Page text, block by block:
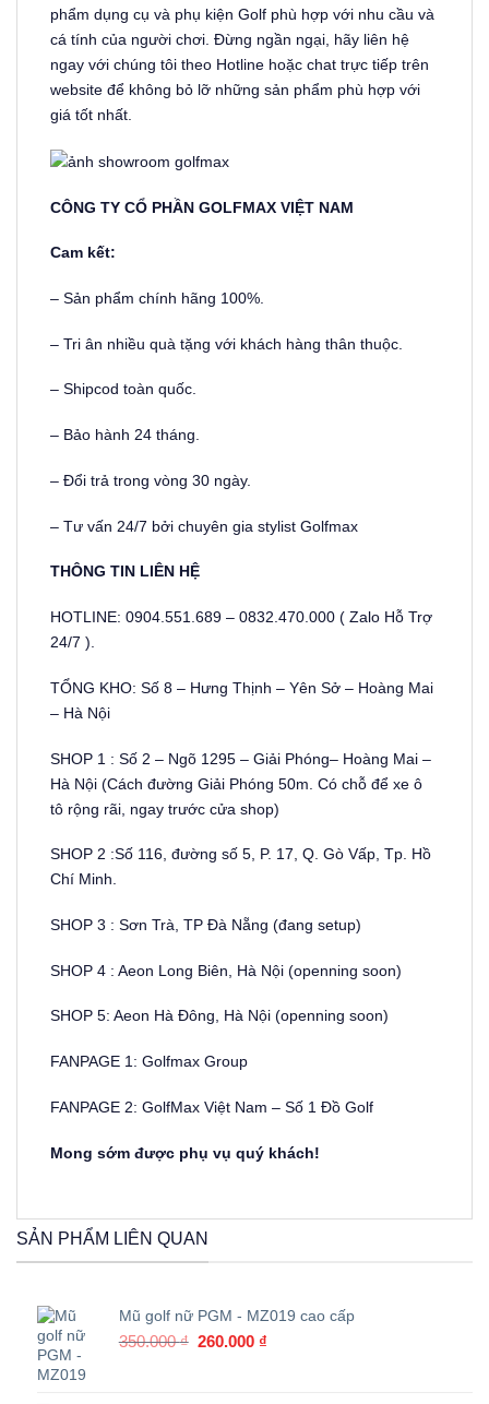
phẩm dụng cụ và phụ kiện Golf phù hợp với nhu cầu và
cá tính của người chơi. Đừng ngần ngại, hãy liên hệ
ngay với chúng tôi theo Hotline hoặc chat trực tiếp trên
website để không bỏ lỡ những sản phẩm phù hợp với
giá tốt nhất.
CÔNG TY CỔ PHẦN GOLFMAX VIỆT NAM
Cam kết:
– Sản phẩm chính hãng 100%.
– Tri ân nhiều quà tặng với khách hàng thân thuộc.
– Shipcod toàn quốc.
– Bảo hành 24 tháng.
– Đổi trả trong vòng 30 ngày.
– Tư vấn 24/7 bởi chuyên gia stylist Golfmax
THÔNG TIN LIÊN HỆ
HOTLINE: 0904.551.689 – 0832.470.000 ( Zalo Hỗ Trợ
24/7 ).
TỔNG KHO: Số 8 – Hưng Thịnh – Yên Sở – Hoàng Mai
– Hà Nội
SHOP 1 : Số 2 – Ngõ 1295 – Giải Phóng– Hoàng Mai –
Hà Nội (Cách đường Giải Phóng 50m. Có chỗ để xe ô
tô rộng rãi, ngay trước cửa shop)
SHOP 2 :Số 116, đường số 5, P. 17, Q. Gò Vấp, Tp. Hồ
Chí Minh.
SHOP 3 : Sơn Trà, TP Đà Nẵng (đang setup)
SHOP 4 : Aeon Long Biên, Hà Nội (openning soon)
SHOP 5: Aeon Hà Đông, Hà Nội (openning soon)
FANPAGE 1: Golfmax Group
FANPAGE 2: GolfMax Việt Nam – Số 1 Đồ Golf
Mong sớm được phụ vụ quý khách!
SẢN PHẨM LIÊN QUAN
Mũ golf nữ PGM - MZ019 cao cấp
350.000₫ Giá
260.000 ₫